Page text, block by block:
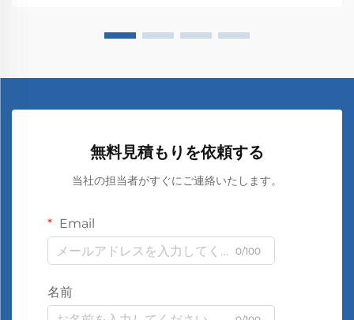
無料見積もりを依頼する
当社の担当者がすぐにご連絡いたします。
Email
0/100
名前